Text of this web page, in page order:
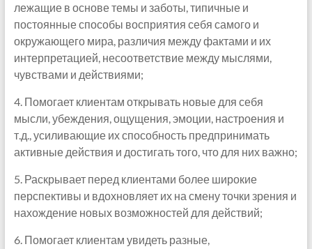
лежащие в основе темы и заботы, типичные и
постоянные способы восприятия себя самого и
окружающего мира, различия между фактами и их
интерпретацией, несоответствие между мыслями,
чувствами и действиями;
4. Помогает клиентам открывать новые для себя
мысли, убеждения, ощущения, эмоции, настроения и
т.д., усиливающие их способность предпринимать
активные действия и достигать того, что для них важно;
5. Раскрывает перед клиентами более широкие
перспективы и вдохновляет их на смену точки зрения и
нахождение новых возможностей для действий;
6. Помогает клиентам увидеть разные,